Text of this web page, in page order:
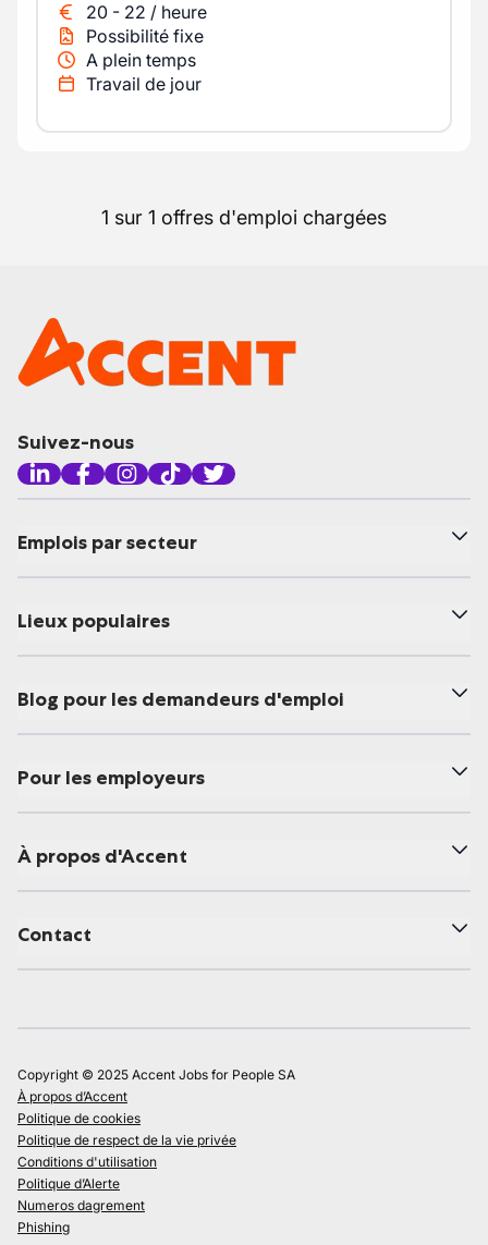
20 - 22 / heure
Possibilité fixe
A plein temps
Travail de jour
1 sur 1 offres d'emploi chargées
Suivez-nous
Emplois par secteur
Lieux populaires
Blog pour les demandeurs d'emploi
Pour les employeurs
À propos d'Accent
Contact
Copyright © 2025 Accent Jobs for People SA
À propos d’Accent
Politique de cookies
Politique de respect de la vie privée
Conditions d'utilisation
Politique d’Alerte
Numeros dagrement
Phishing